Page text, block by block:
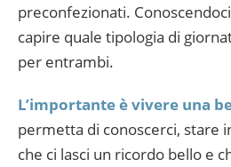
preconfezionati.
capire quale tipologia di
per entrambi.
L’importante è vivere una
permetta di conoscerci, stare
che ci lasci un ricordo bello e